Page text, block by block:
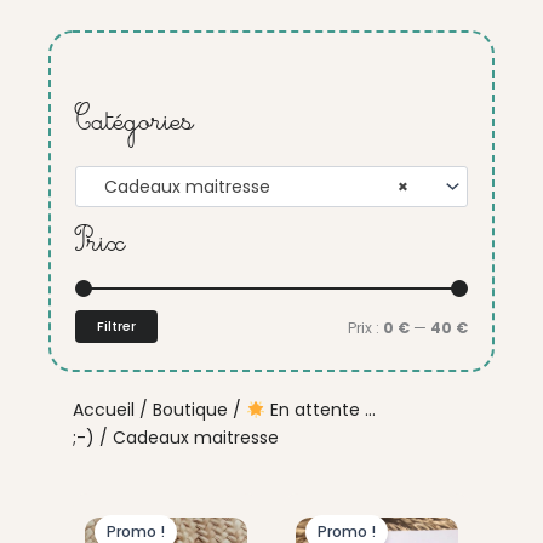
Catégories
×
Cadeaux maitresse
Prix
Prix
min
Prix
max
Filtrer Prix : 0 € — 40 €
Accueil / Boutique /
En attente ...
;-) / Cadeaux maitresse
Promo !
Le
Promo !
Le
Le